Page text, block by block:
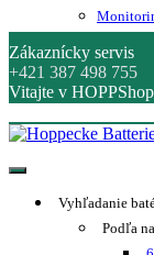
Zákaznícky servis
+421 387 498 755
Vitajte v
Hoppecke Batterien
Online B2B
Vyhľadanie
Podľa